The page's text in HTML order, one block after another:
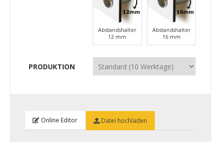
Abstandshalter
12 mm
Abstandshalter
16 mm
PRODUKTION
Online Editor Datei hochladen